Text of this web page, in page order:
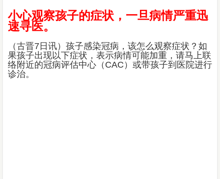
小心观察孩子的症状，一旦病情严重迅
速寻医。
（古晋7日讯）孩子感染冠病，该怎么观察症状？如
果孩子出现以下症状，表示病情可能加重，请马上联
络附近的冠病评估中心（CAC）或带孩子到医院进行
诊治。